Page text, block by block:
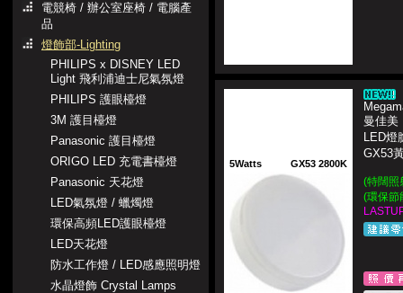
電競椅 / 辦公室座椅 / 電腦產
品
燈飾部-Lighting
PHILIPS x DISNEY LED
Light 飛利浦迪士尼氣氛燈
PHILIPS 護眼檯燈
3M 護目檯燈
Panasonic 護目檯燈
ORIGO LED 充電書檯燈
Panasonic 天花燈
LED氣氛燈 / 蠟燭燈
環保高頻LED護眼檯燈
LED天花燈
防水工作燈 / LED感應照明燈
水晶燈飾 Crystal Lamps
5Watts GX53 2800K
曼佳美
LED燈
GX53
(特闊照
(環保節